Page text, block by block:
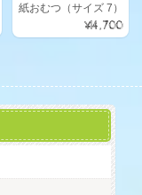
紙おむつ（サイズ 7）
¥14,700